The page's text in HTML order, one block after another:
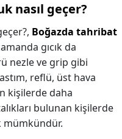
nasıl geçer?
Boğazda tahribat
gıcık da
nezle ve grip gibi
reflü, üst hava
kişilerde daha
bulunan kişilerde